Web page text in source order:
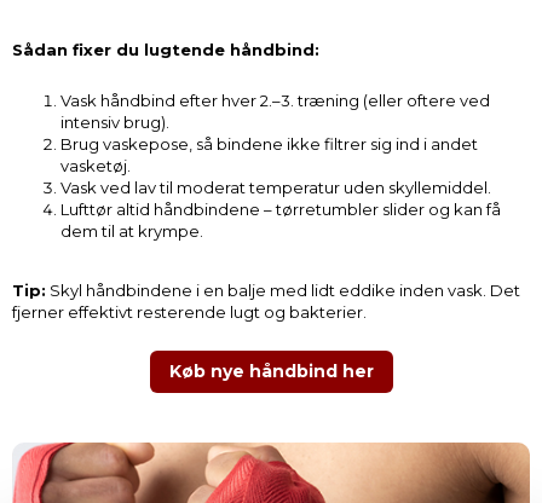
Sådan fixer du lugtende håndbind:
Vask håndbind efter hver 2.–3. træning (eller oftere ved
intensiv brug).
Brug vaskepose, så bindene ikke filtrer sig ind i andet
vasketøj.
Vask ved lav til moderat temperatur uden skyllemiddel.
Lufttør altid håndbindene – tørretumbler slider og kan få
dem til at krympe.
Tip: Skyl håndbindene i en balje med lidt eddike inden vask. Det
fjerner effektivt resterende lugt og bakterier.
Køb nye håndbind her